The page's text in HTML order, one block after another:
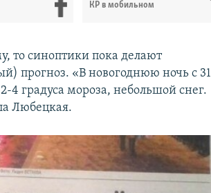
КР в мобильном
то синоптики пока делают
прогноз. «В новогоднюю ночь с 31
4 градуса мороза, небольшой снег.
Любецкая.